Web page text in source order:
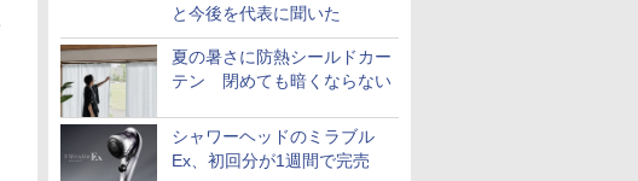
と今後を代表に聞いた
夏の暑さに防熱シールドカー
テン 閉めても暗くならない
シャワーヘッドのミラブル
Ex、初回分が1週間で完売